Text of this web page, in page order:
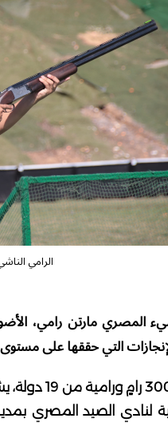
الرامي
التي حققها على
وتستضيف